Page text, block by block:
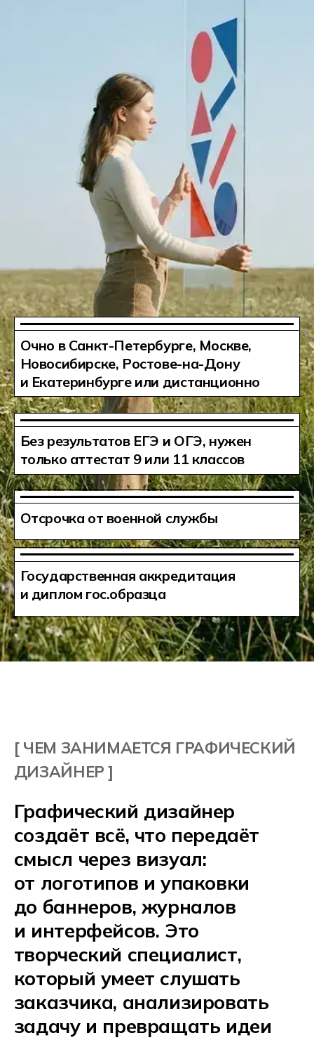
Очно в Санкт-Петербурге, Москве,
Новосибирске, Ростове-на-Дону
и Екатеринбурге или дистанционно
Без результатов ЕГЭ и ОГЭ, нужен
только аттестат 9 или 11 классов
Отсрочка от военной службы
Государственная аккредитация
и диплом гос.образца
ФИРМЕННЫЙ
СТИЛЬ И БРЕНДИНГ
Разрабатывает визуальную
айдентику бренда: логотип,
фирменные цвета, шрифты,
гайдлайны. Делает так, чтобы
компания узнавалась везде —
от визитки до соцсетей.
Графический дизайнер
создаёт всё, что передаёт
смысл через визуал:
от логотипов и упаковки
до баннеров, журналов
и интерфейсов. Это
творческий специалист,
который умеет слушать
решения.
[ ЧЕМ ЗАНИМАЕТСЯ ГРАФИЧЕСКИЙ
ДИЗАЙНЕР ]